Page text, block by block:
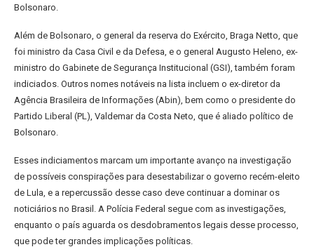
Bolsonaro.
Além de Bolsonaro, o general da reserva do Exército, Braga Netto, que
foi ministro da Casa Civil e da Defesa, e o general Augusto Heleno, ex-
ministro do Gabinete de Segurança Institucional (GSI), também foram
indiciados. Outros nomes notáveis na lista incluem o ex-diretor da
Agência Brasileira de Informações (Abin), bem como o presidente do
Partido Liberal (PL), Valdemar da Costa Neto, que é aliado político de
Bolsonaro.
Esses indiciamentos marcam um importante avanço na investigação
de possíveis conspirações para desestabilizar o governo recém-eleito
de Lula, e a repercussão desse caso deve continuar a dominar os
noticiários no Brasil. A Polícia Federal segue com as investigações,
enquanto o país aguarda os desdobramentos legais desse processo,
que pode ter grandes implicações políticas.